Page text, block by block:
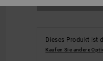
Dieses Produkt ist
Kaufen Sie andere